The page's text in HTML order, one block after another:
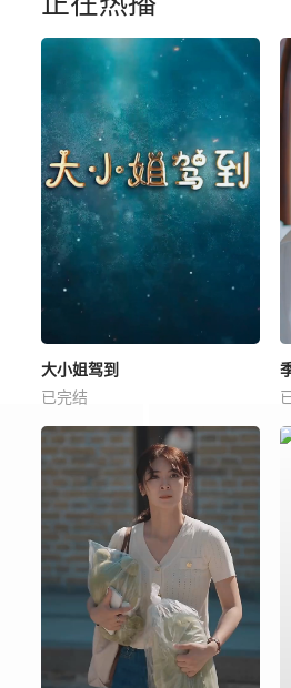
大小姐驾到
已完结